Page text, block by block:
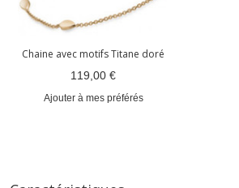
Chaine avec motifs Titane doré
119,00 €
Ajouter à mes préférés